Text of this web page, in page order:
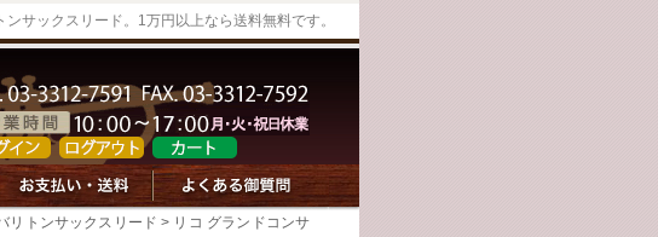
サックスリード。1万円以上なら送料無料です。
リトンサックスリード > リコ グランドコンサ